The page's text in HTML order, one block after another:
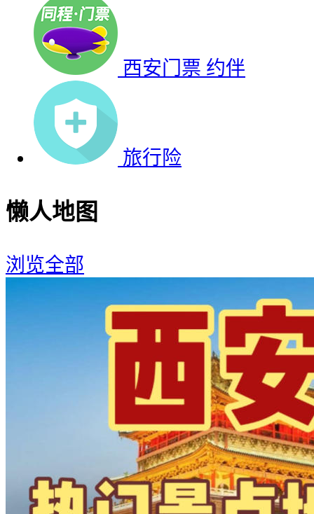
西安门票 约伴
旅行险
懒人地图
浏览全部